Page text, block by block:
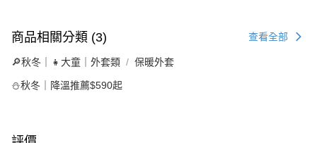
商品相關分類 (3) 查看全部
🔎秋冬｜👧大童｜外套類 保暖外套
⛄秋冬｜降溫推薦$590起